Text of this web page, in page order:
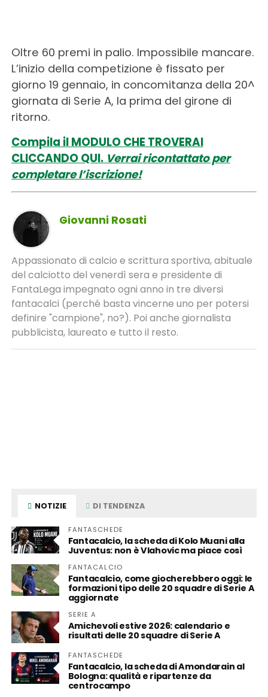
Oltre 60 premi in palio. Impossibile mancare.
L’inizio della competizione è fissato per
giorno 19 gennaio, in concomitanza della 20^
giornata di Serie A, la prima del girone di
ritorno.
Compila il MODULO CHE TROVERAI
CLICCANDO QUI. Verrai ricontattato per
completare l’iscrizione!
Giovanni Rosati
Appassionato di calcio e scrittura sportiva, abituale
del calciotto del venerdì sera e presidente di
FantaLega impegnato ogni anno in tre diversi
fantacalci (perché basta vincerne uno per potersi
definire "campione", no?). Poi anche giornalista
pubblicista, laureato e tutto il resto.
NOTIZIE DI TENDENZA
FANTASCHEDE
Fantacalcio, la scheda di Kolo Muani alla
Juventus: non è Vlahovic ma piace così
FANTACALCIO
Fantacalcio, come giocherebbero oggi: le
formazioni tipo delle 20 squadre di Serie A
aggiornate
SERIE A
Amichevoli estive 2026: calendario e
risultati delle 20 squadre di Serie A
FANTASCHEDE
Fantacalcio, la scheda di Amondarain al
Bologna: qualità e ripartenze da
centrocampo